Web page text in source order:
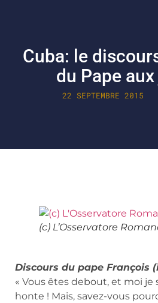
Cuba: le
du Pape
22 SEPTEMBRE 2015
(c) L’Osservatore
Discours du pape François
« Vous êtes debout, et moi je
honte ! Mais, savez-vous